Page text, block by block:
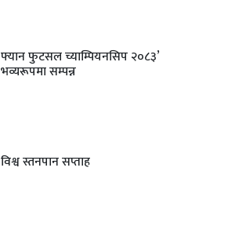
फ्यान फुटसल च्याम्पियनसिप २०८३’
भव्यरूपमा सम्पन्न
विश्व स्तनपान सप्ताह